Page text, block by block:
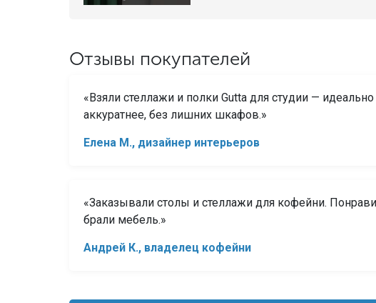
Отзывы покупателей
«Взяли стеллажи и полки Gutta для студии —
аккуратнее, без лишних шкафов.»
Елена М., дизайнер интерьеров
«Заказывали столы и стеллажи для кофейни.
брали мебель.»
Андрей К., владелец кофейни